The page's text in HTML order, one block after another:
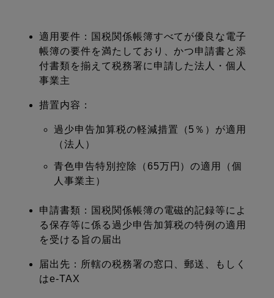
適用要件：国税関係帳簿すべてが優良な電子
帳簿の要件を満たしており、かつ申請書と添
付書類を揃えて税務署に申請した法人・個人
事業主
措置内容：
過少申告加算税の軽減措置（5％）が適用
（法人）
青色申告特別控除（65万円）の適用（個
人事業主）
申請書類：国税関係帳簿の電磁的記録等によ
る保存等に係る過少申告加算税の特例の適用
を受ける旨の届出
届出先：所轄の税務署の窓口、郵送、もしく
はe-TAX